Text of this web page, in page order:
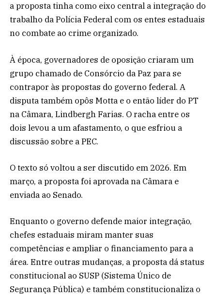
a proposta tinha como eixo central a integração do
trabalho da Polícia Federal com os entes estaduais
no combate ao crime organizado.
À época, governadores de oposição criaram um
grupo chamado de Consórcio da Paz para se
contrapor às propostas do governo federal. A
disputa também opôs Motta e o então líder do PT
na Câmara, Lindbergh Farias. O racha entre os
dois levou a um afastamento, o que esfriou a
discussão sobre a PEC.
O texto só voltou a ser discutido em 2026. Em
março, a proposta foi aprovada na Câmara e
enviada ao Senado.
Enquanto o governo defende maior integração,
chefes estaduais miram manter suas
competências e ampliar o financiamento para a
área. Entre outras mudanças, a proposta dá status
constitucional ao SUSP (Sistema Único de
Segurança Pública) e também constitucionaliza o